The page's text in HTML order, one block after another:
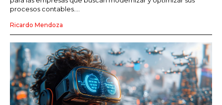
procesos contables....
Ricardo Mendoza